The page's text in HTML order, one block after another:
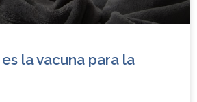
la vacuna para la